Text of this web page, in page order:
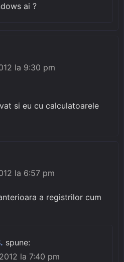
ai ?
la 9:30 pm
si eu cu calculatoarele
la 6:57 pm
a registrilor cum
spune:
la 7:40 pm